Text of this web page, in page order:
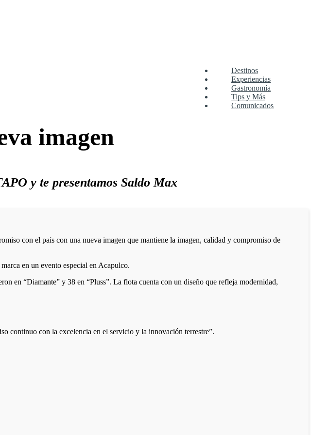
Destinos
Experiencias
Gastronomía
Tips y Más
Comunicados
imagen
y te presentamos Saldo Max
con el país con una nueva imagen que mantiene la imagen, calidad y compromiso de
en un evento especial en Acapulco.
en “Diamante” y 38 en “Pluss”. La flota cuenta con un diseño que refleja modernidad,
continuo con la excelencia en el servicio y la innovación terrestre”.